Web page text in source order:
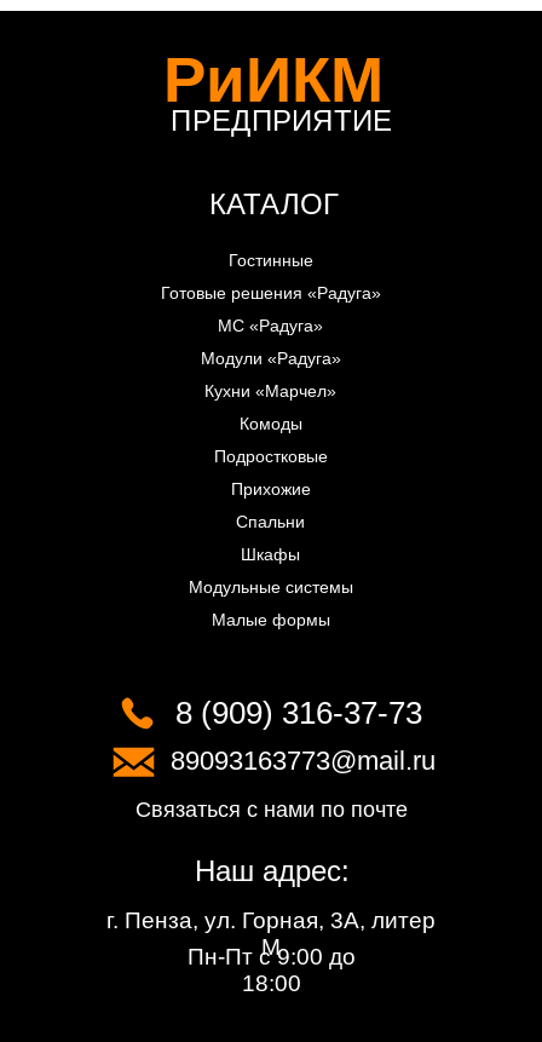
КАТАЛОГ
Гостинные
РиИКМ
ПРЕДПРИЯТИЕ
Готовые решения «Радуга»
МС «Радуга»
Модули «Радуга»
Комоды
Подростковые
Прихожие
Спальни
Шкафы
Модульные системы
Малые формы
Кухни «Марчел»
8 (909) 316-37-73
89093163773@mail.ru
Связаться с нами по почте
Наш адрес:
г. Пенза, ул. Горная, 3А, литер
М
Пн-Пт с 9:00 до
18:00